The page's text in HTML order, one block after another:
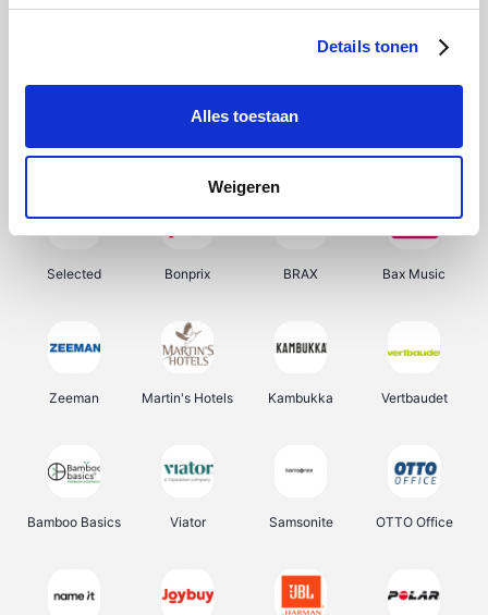
Details tonen
Alles toestaan
Weigeren
Samsung Delonghi Tennis Point My Jewellery
Selected Bonprix BRAX Bax Music
Zeeman Martin's Hotels Kambukka Vertbaudet
Bamboo Basics Viator Samsonite OTTO Office